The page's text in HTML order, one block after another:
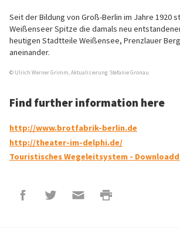
Seit der Bildung von Groß-Berlin im Jahre 1920
Weißenseer Spitze die damals neu
heutigen Stadtteile Weißensee, Prenzlauer
aneinander.
© Ulrich Werner Grimm, Aktualisierung: Stefanie Gronau
Find further information here
http://www.brotfabrik-berlin.de
http://theater-im-delphi.de/
Touristisches Wegeleitsystem -